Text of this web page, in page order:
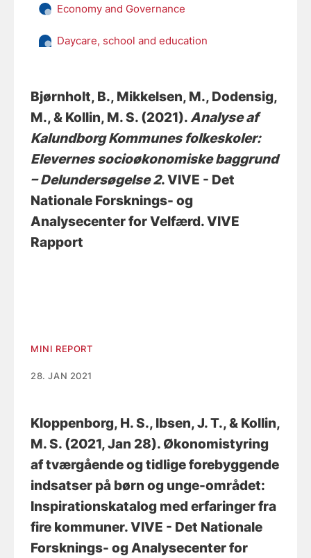
Economy and Governance
Daycare, school and education
Bjørnholt, B., Mikkelsen, M., Dodensig,
M., & Kollin, M. S. (2021).Analyse af
Kalundborg Kommunes folkeskoler:
Elevernes socioøkonomiske baggrund
– Delundersøgelse 2. VIVE - Det
Nationale Forsknings- og
Analysecenter for Velfærd. VIVE
Rapport
MINI REPORT
28. JAN 2021
Kloppenborg, H. S., Ibsen, J. T., & Kollin,
M. S. (2021, Jan 28). Økonomistyring
af tværgående og tidlige forebyggende
indsatser på børn og unge-området:
Inspirationskatalog med erfaringer fra
fire kommuner. VIVE - Det Nationale
Forsknings- og Analysecenter for